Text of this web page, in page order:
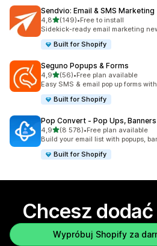
Sendvio: Email & SMS Marketing
4,8na 5 gwiazdek
(149)
Łączna liczba recenzji: 149
•Free to install
Sidekick-ready email marketing
Built for Shopify
Seguno Popups & Forms
4,9na 5 gwiazdek
(56)
Łączna liczba recenzji: 56
•Free plan available
Easy SMS & email pop up forms
Built for Shopify
Pop Convert ‑ Pop Ups, Banners
4,9na 5 gwiazdek
(8 578)
Łączna liczba recenzji: 8578
•Free plan available
Build your email list with popups,
Built for Shopify
Chcesz
Wypróbuj Shopify za